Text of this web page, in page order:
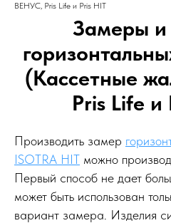
ВЕНУС, Pris Life и Pris HIT
Замеры
(Кассетные
Pris Life и
Производить замер
ISOTRA HIT можно
Первый способ не дает
может быть использован
вариант замера. Изделия